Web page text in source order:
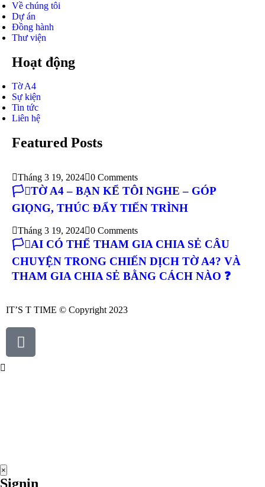
Về chúng tôi
Dự án
Đồng hành
Thư viện
Hoạt động
Tờ A4
Sự kiện
Tin tức
Liên hệ
Featured Posts
Tháng 3 19, 2024 0 Comments
🏳️‍⚧️TỜ A4 – BẠN KỂ TÔI NGHE – GÓP
GIỌNG, THÚC ĐẨY TIẾN TRÌNH
Tháng 3 19, 2024 0 Comments
🏳️‍⚧️AI CÓ THỂ THAM GIA CHIA SẺ CÂU
CHUYỆN TRONG CHIẾN DỊCH TỜ A4? VÀ
THAM GIA CHIA SẺ BẰNG CÁCH NÀO ❓
IT’S T TIME © Copyright 2023
×
Signin